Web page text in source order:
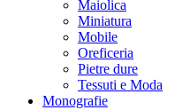
Maiolica
Miniatura
Mobile
Oreficeria
Pietre dure
Tessuti e Moda
Monografie